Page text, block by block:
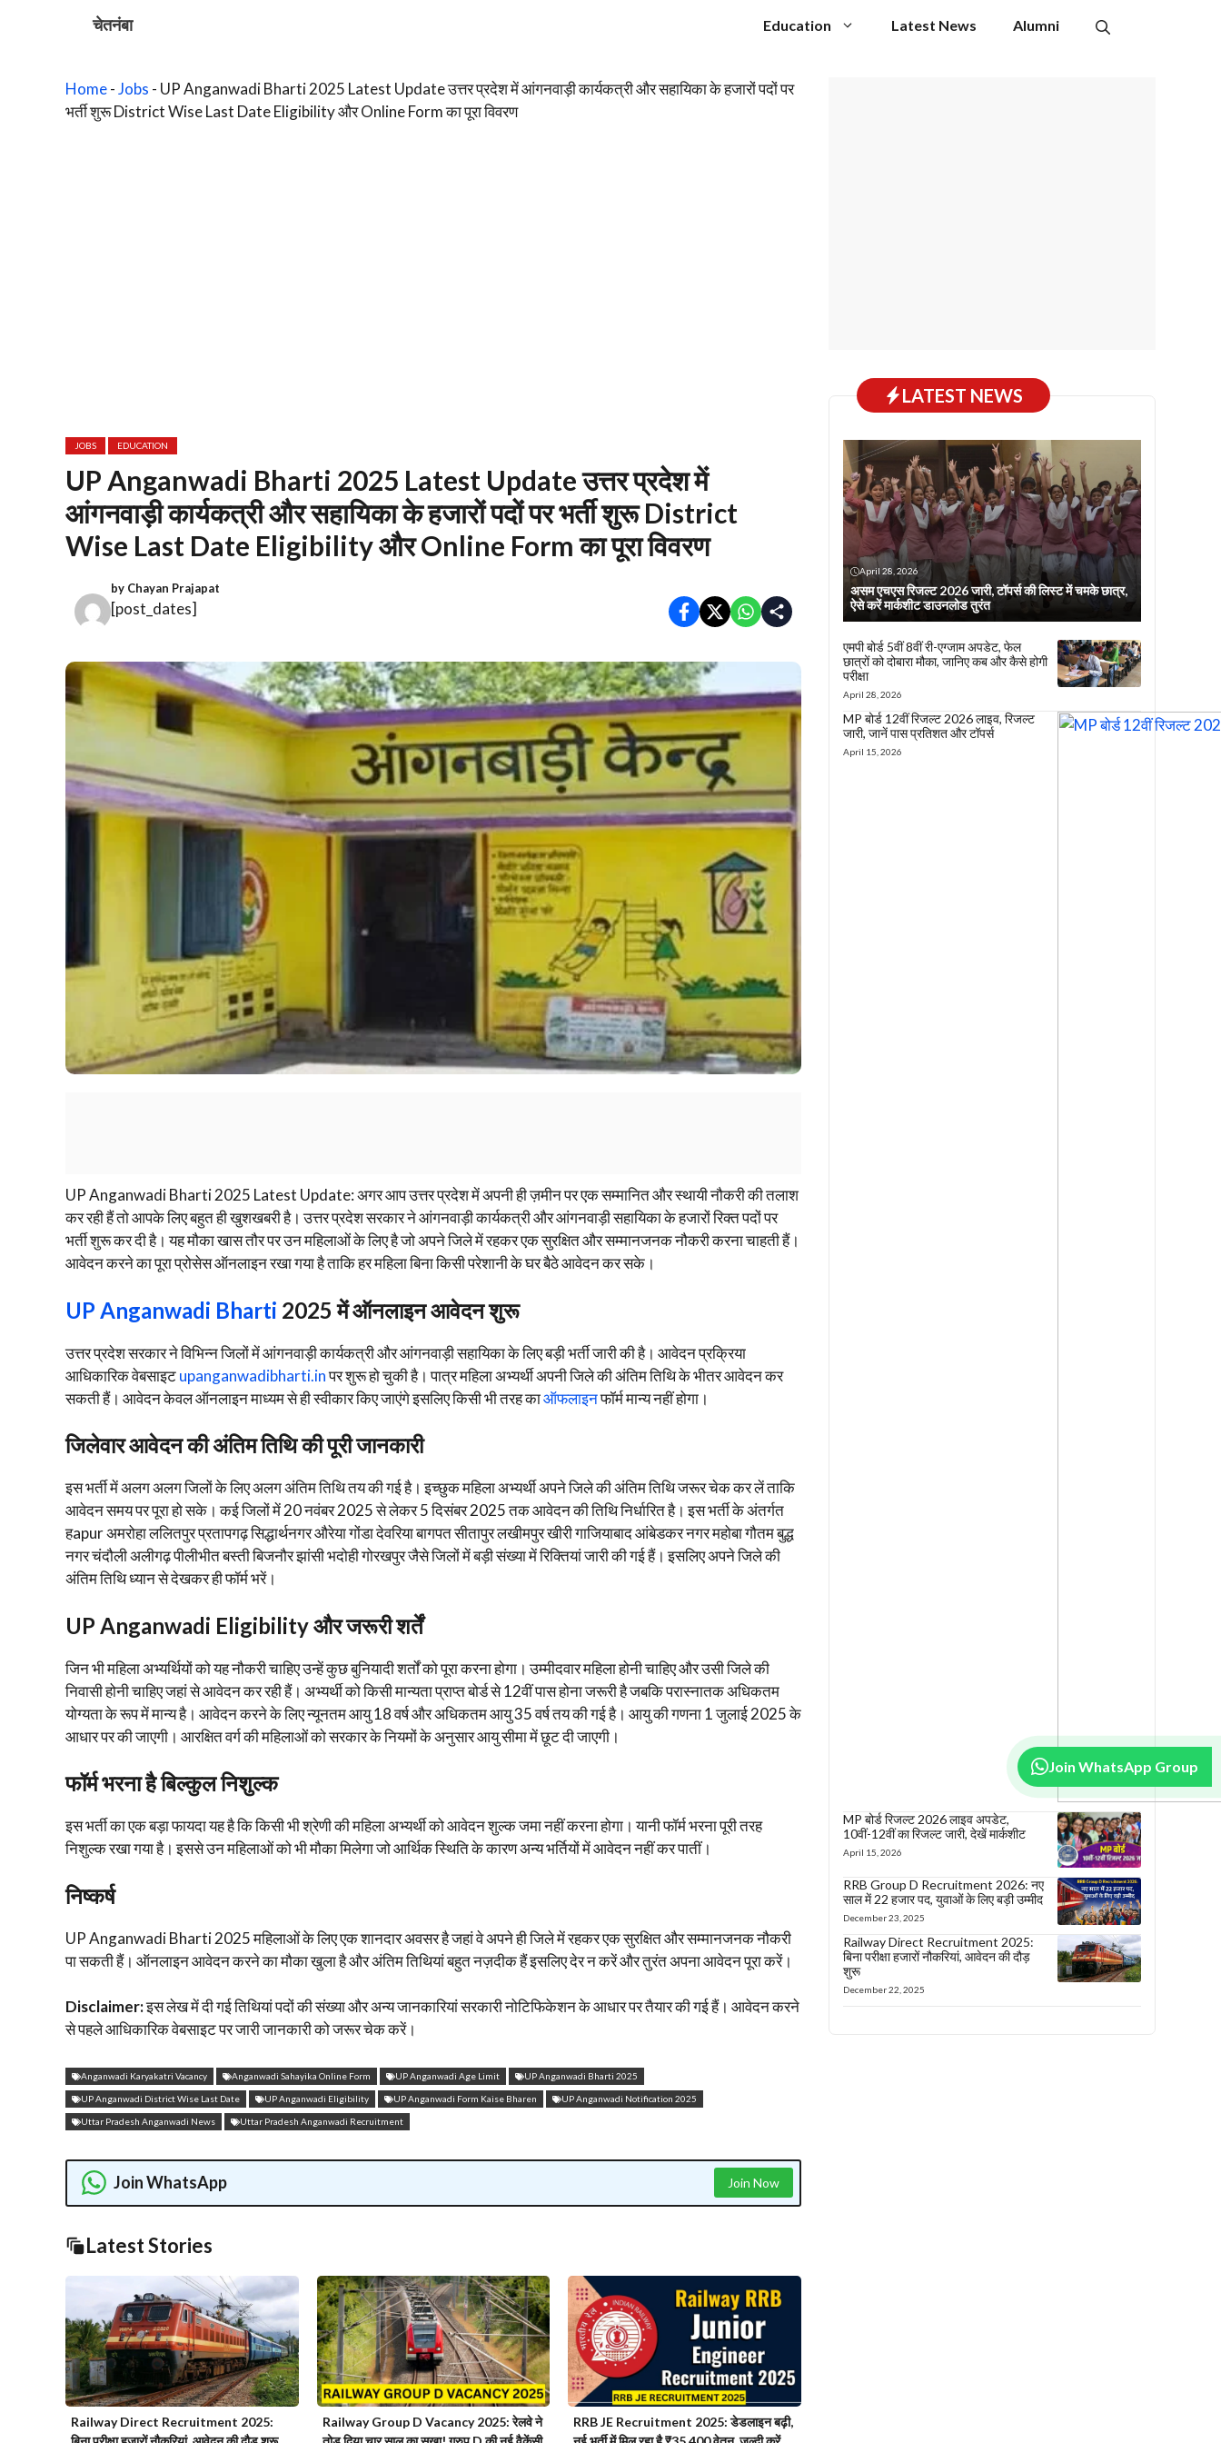
चेतनंबा Education Latest News Alumni
Home-Jobs - UP Anganwadi Bharti 2025 Latest Update उत्तर प्रदेश में आंगनवाड़ी कार्यकत्री और सहायिका के हजारों पदों पर
भर्ती शुरू District Wise Last Date Eligibility और Online Form का पूरा विवरण
JOBS EDUCATION
UP Anganwadi Bharti 2025 Latest Update उत्तर प्रदेश में
आंगनवाड़ी कार्यकत्री और सहायिका के हजारों पदों पर भर्ती शुरू District
Wise Last Date Eligibility और Online Form का पूरा विवरण
by Chayan Prajapat
[post_dates]
UP Anganwadi Bharti 2025 Latest Update: अगर आप उत्तर प्रदेश में अपनी ही ज़मीन पर एक सम्मानित और स्थायी नौकरी की तलाश
कर रही हैं तो आपके लिए बहुत ही खुशखबरी है। उत्तर प्रदेश सरकार ने आंगनवाड़ी कार्यकत्री और आंगनवाड़ी सहायिका के हजारों रिक्त पदों पर
भर्ती शुरू कर दी है। यह मौका खास तौर पर उन महिलाओं के लिए है जो अपने जिले में रहकर एक सुरक्षित और सम्मानजनक नौकरी करना चाहती हैं।
आवेदन करने का पूरा प्रोसेस ऑनलाइन रखा गया है ताकि हर महिला बिना किसी परेशानी के घर बैठे आवेदन कर सके।
UP Anganwadi Bharti 2025 में ऑनलाइन आवेदन शुरू
उत्तर प्रदेश सरकार ने विभिन्न जिलों में आंगनवाड़ी कार्यकत्री और आंगनवाड़ी सहायिका के लिए बड़ी भर्ती जारी की है। आवेदन प्रक्रिया
आधिकारिक वेबसाइटupanganwadibharti.inपर शुरू हो चुकी है। पात्र महिला अभ्यर्थी अपनी जिले की अंतिम तिथि के भीतर आवेदन कर
सकती हैं। आवेदन केवल ऑनलाइन माध्यम से ही स्वीकार किए जाएंगे इसलिए किसी भी तरह काऑफलाइनफॉर्म मान्य नहीं होगा।
जिलेवार आवेदन की अंतिम तिथि की पूरी जानकारी
इस भर्ती में अलग अलग जिलों के लिए अलग अंतिम तिथि तय की गई है। इच्छुक महिला अभ्यर्थी अपने जिले की अंतिम तिथि जरूर चेक कर लें ताकि
आवेदन समय पर पूरा हो सके। कई जिलों में 20 नवंबर 2025 से लेकर 5 दिसंबर 2025 तक आवेदन की तिथि निर्धारित है। इस भर्ती के अंतर्गत
हapur अमरोहा ललितपुर प्रतापगढ़ सिद्धार्थनगर औरेया गोंडा देवरिया बागपत सीतापुर लखीमपुर खीरी गाजियाबाद आंबेडकर नगर महोबा गौतम बुद्ध
नगर चंदौली अलीगढ़ पीलीभीत बस्ती बिजनौर झांसी भदोही गोरखपुर जैसे जिलों में बड़ी संख्या में रिक्तियां जारी की गई हैं। इसलिए अपने जिले की
अंतिम तिथि ध्यान से देखकर ही फॉर्म भरें।
UP Anganwadi Eligibility और जरूरी शर्तें
जिन भी महिला अभ्यर्थियों को यह नौकरी चाहिए उन्हें कुछ बुनियादी शर्तों को पूरा करना होगा। उम्मीदवार महिला होनी चाहिए और उसी जिले की
निवासी होनी चाहिए जहां से आवेदन कर रही हैं। अभ्यर्थी को किसी मान्यता प्राप्त बोर्ड से 12वीं पास होना जरूरी है जबकि परास्नातक अधिकतम
योग्यता के रूप में मान्य है। आवेदन करने के लिए न्यूनतम आयु 18 वर्ष और अधिकतम आयु 35 वर्ष तय की गई है। आयु की गणना 1 जुलाई 2025 के
आधार पर की जाएगी। आरक्षित वर्ग की महिलाओं को सरकार के नियमों के अनुसार आयु सीमा में छूट दी जाएगी।
फॉर्म भरना है बिल्कुल निशुल्क
इस भर्ती का एक बड़ा फायदा यह है कि किसी भी श्रेणी की महिला अभ्यर्थी को आवेदन शुल्क जमा नहीं करना होगा। यानी फॉर्म भरना पूरी तरह
निशुल्क रखा गया है। इससे उन महिलाओं को भी मौका मिलेगा जो आर्थिक स्थिति के कारण अन्य भर्तियों में आवेदन नहीं कर पातीं।
निष्कर्ष
UP Anganwadi Bharti 2025 महिलाओं के लिए एक शानदार अवसर है जहां वे अपने ही जिले में रहकर एक सुरक्षित और सम्मानजनक नौकरी
पा सकती हैं। ऑनलाइन आवेदन करने का मौका खुला है और अंतिम तिथियां बहुत नज़दीक हैं इसलिए देर न करें और तुरंत अपना आवेदन पूरा करें।
Disclaimer:इस लेख में दी गई तिथियां पदों की संख्या और अन्य जानकारियां सरकारी नोटिफिकेशन के आधार पर तैयार की गई हैं। आवेदन करने
से पहले आधिकारिक वेबसाइट पर जारी जानकारी को जरूर चेक करें।
Anganwadi Karyakatri Vacancy Anganwadi Sahayika Online Form UP Anganwadi Age Limit UP Anganwadi Bharti 2025
UP Anganwadi District Wise Last Date UP Anganwadi Eligibility UP Anganwadi Form Kaise Bharen UP Anganwadi Notification 2025
Uttar Pradesh Anganwadi News Uttar Pradesh Anganwadi Recruitment
Join WhatsApp Join Now
Latest Stories
Railway Direct Recruitment 2025:
Railway Group D Vacancy 2025: रेलवे ने
RRB JE Recruitment 2025: डेडलाइन बढ़ी,
LATEST NEWS
April 28, 2026
असम एचएस रिजल्ट 2026 जारी, टॉपर्स की लिस्ट में चमके छात्र,
ऐसे करें मार्कशीट डाउनलोड तुरंत
एमपी बोर्ड 5वीं 8वीं री-एग्जाम अपडेट, फेल
छात्रों को दोबारा मौका, जानिए कब और कैसे होगी
परीक्षा
April 28, 2026
MP बोर्ड 12वीं रिजल्ट 2026 लाइव, रिजल्ट
जारी, जानें पास प्रतिशत और टॉपर्स
April 15, 2026
MP बोर्ड रिजल्ट 2026 लाइव अपडेट,
10वीं-12वीं का रिजल्ट जारी, देखें मार्कशीट
April 15, 2026
RRB Group D Recruitment 2026: नए
साल में 22 हजार पद, युवाओं के लिए बड़ी उम्मीद
December 23, 2025
Railway Direct Recruitment 2025:
बिना परीक्षा हजारों नौकरियां, आवेदन की दौड़
शुरू
December 22, 2025
Join WhatsApp Group